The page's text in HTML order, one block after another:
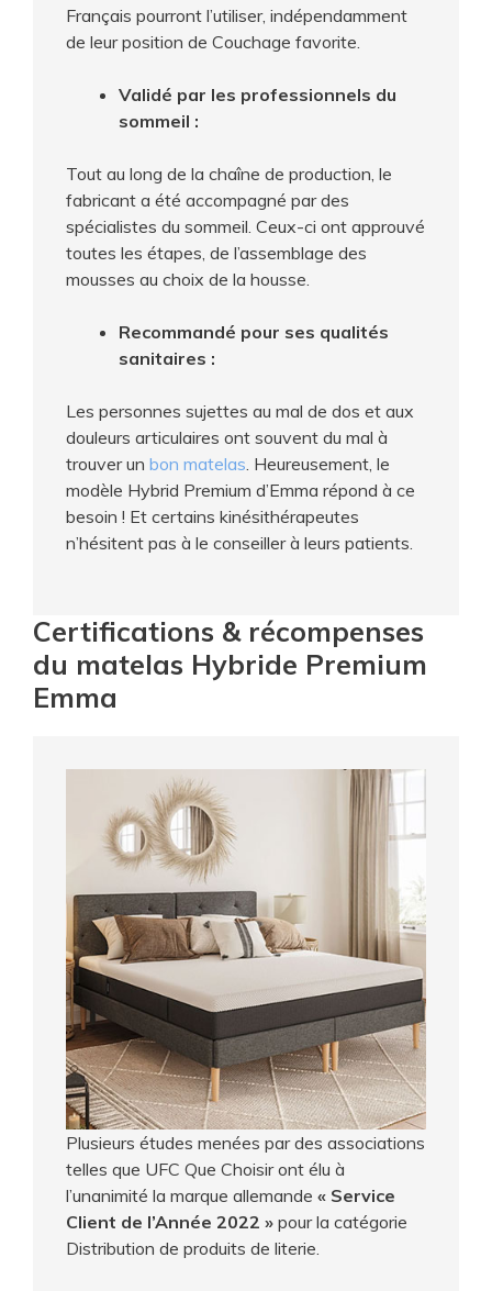
Français pourront l’utiliser, indépendamment
de leur position de Couchage favorite.
Validé par les professionnels du
sommeil :
Tout au long de la chaîne de production, le
fabricant a été accompagné par des
spécialistes du sommeil. Ceux-ci ont approuvé
toutes les étapes, de l’assemblage des
mousses au choix de la housse.
Recommandé pour ses qualités
sanitaires :
Les personnes sujettes au mal de dos et aux
douleurs articulaires ont souvent du mal à
trouver un bon matelas. Heureusement, le
modèle Hybrid Premium d’Emma répond à ce
besoin ! Et certains kinésithérapeutes
n’hésitent pas à le conseiller à leurs patients.
Certifications & récompenses
du matelas Hybride Premium
Emma
Plusieurs études menées par des associations
telles que UFC Que Choisir ont élu à
l’unanimité la marque allemande « Service
Client de l’Année 2022 » pour la catégorie
Distribution de produits de literie.